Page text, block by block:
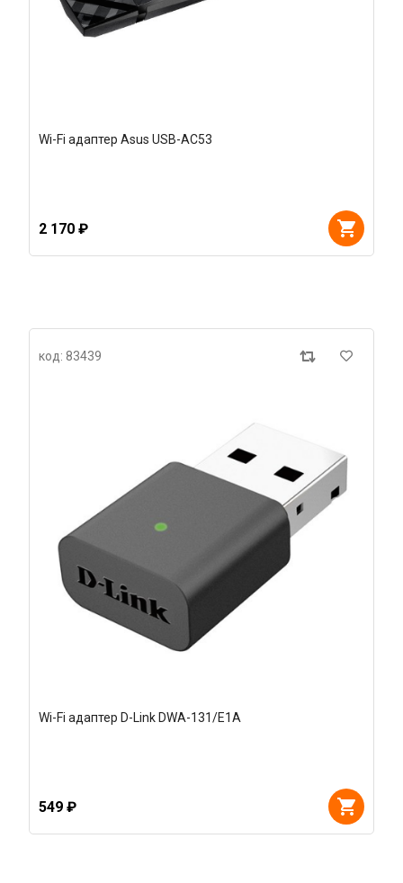
Wi-Fi адаптер Asus USB-AC53
2 170 ₽
код: 83439
Wi-Fi адаптер D-Link DWA-131/E1A
549 ₽